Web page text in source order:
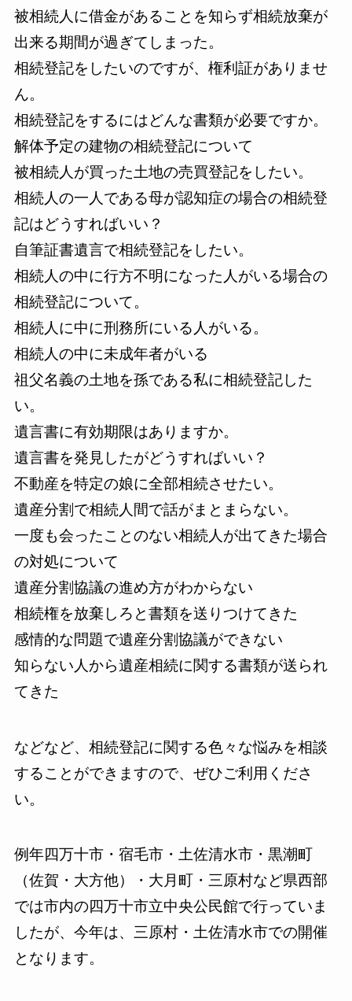
被相続人に借金があることを知らず相続放棄が
出来る期間が過ぎてしまった。
相続登記をしたいのですが、権利証がありませ
ん。
相続登記をするにはどんな書類が必要ですか。
解体予定の建物の相続登記について
被相続人が買った土地の売買登記をしたい。
相続人の一人である母が認知症の場合の相続登
記はどうすればいい？
自筆証書遺言で相続登記をしたい。
相続人の中に行方不明になった人がいる場合の
相続登記について。
相続人に中に刑務所にいる人がいる。
相続人の中に未成年者がいる
祖父名義の土地を孫である私に相続登記した
い。
遺言書に有効期限はありますか。
遺言書を発見したがどうすればいい？
不動産を特定の娘に全部相続させたい。
遺産分割で相続人間で話がまとまらない。
一度も会ったことのない相続人が出てきた場合
の対処について
遺産分割協議の進め方がわからない
相続権を放棄しろと書類を送りつけてきた
感情的な問題で遺産分割協議ができない
知らない人から遺産相続に関する書類が送られ
てきた
などなど、相続登記に関する色々な悩みを相談
することができますので、ぜひご利用くださ
い。
例年四万十市・宿毛市・土佐清水市・黒潮町
（佐賀・大方他）・大月町・三原村など県西部
では市内の四万十市立中央公民館で行っていま
したが、今年は、三原村・土佐清水市での開催
となります。